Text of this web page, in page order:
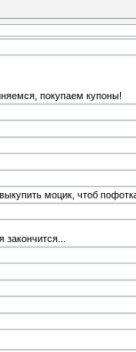
покупаем купоны!
моцик, чтоб